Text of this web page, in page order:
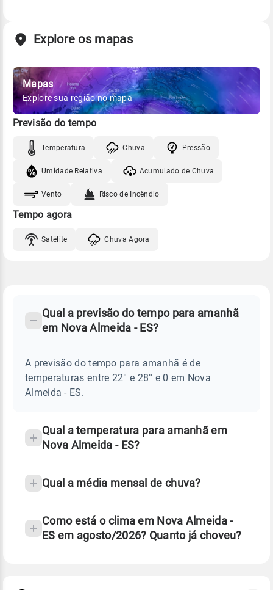
Explore os mapas
Mapas
Explore sua região no mapa
Previsão do tempo
Temperatura Chuva Pressão
Umidade Relativa Acumulado de Chuva
Vento Risco de Incêndio
Tempo agora
Satélite Chuva Agora
ALMEIDA
Perguntas
sobre
chuva
Qual a previsão do tempo para amanhã
em Nova Almeida - ES?
A previsão do tempo para amanhã é de
temperaturas entre 22° e 28° e 0 em Nova
Almeida - ES.
Qual a temperatura para amanhã em
Nova Almeida - ES?
Qual a média mensal de chuva?
Como está o clima em Nova Almeida -
ES em agosto/2026? Quanto já choveu?